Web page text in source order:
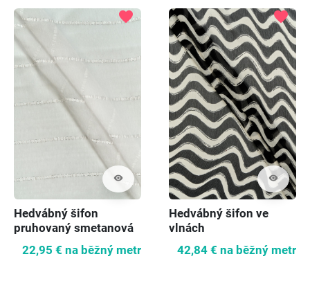
visibility
favorite
Hedvábný šifon
pruhovaný smetanová
22,95 € na běžný metr
visibility
favorite
Hedvábný šifon ve
vlnách
42,84 € na běžný metr